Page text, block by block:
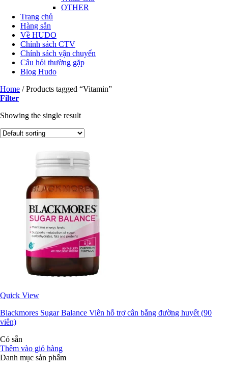
OTHER
Trang chủ
Hàng sẵn
Về HUDO
Chính sách CTV
Chính sách vận chuyển
Câu hỏi thường gặp
Blog Hudo
Home /Products tagged “Vitamin”
Filter
Showing the single result
Quick View
Blackmores Sugar Balance Viên hỗ trợ cân bằng đường huyết (90
viên)
Có sẵn
Thêm vào giỏ hàng
Danh mục sản phẩm